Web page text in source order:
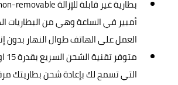
أمبير في الساعة وهي من البطاريات
العمل على الهاتف طوال النهار بدون
التي تسمح لك بإعادة شحن بطاريتك